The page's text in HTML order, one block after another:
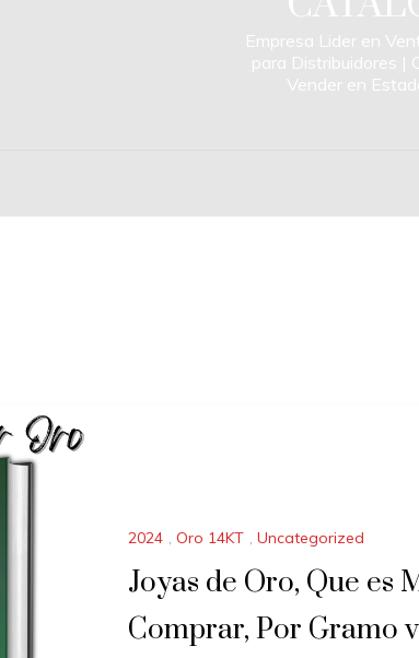
Empresa Lider en
para Distribuidores |
Vender en
2024 , Oro 14KT , Uncategorized
Joyas de Oro, Que es
Comprar, Por Gramo